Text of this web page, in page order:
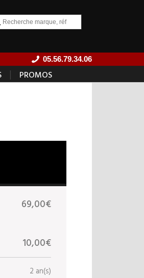
05.56.79.34.06
| PROMOS
69,00€
10,00€
2 an(s)